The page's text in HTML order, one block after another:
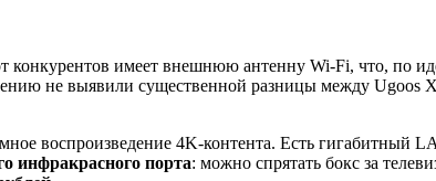
конкурентов имеет внешнюю антенну Wi-Fi, что, по
не выявили существенной разницы между Ugoos
воспроизведение 4K-контента. Есть гигабитный
инфракрасного порта: можно спрятать бокс за